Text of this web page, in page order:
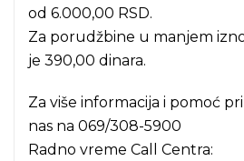
od 6.000,00 RSD.
Za porudžbine u manjem
je 390,00 dinara.
Za više informacija i pomoć
nas na 069/308-5900
Radno vreme Call Centra: